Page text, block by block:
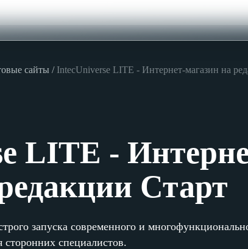
сайты IntecUniverse LITE - Интернет-магазин на
LITE -
Старт
запуска современного и
специалистов.